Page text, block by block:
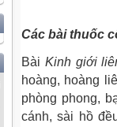
Các bài thuốc
Bài Kinh giới
hoàng, hoàng
phòng phong,
cánh, sài hồ